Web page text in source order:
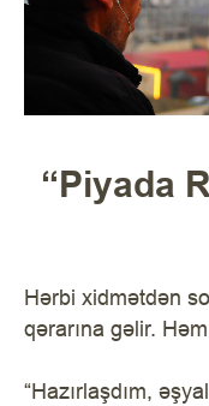
“Piyada
Hərbi xidmətdən
qərarına gəlir.
“Hazırlaşdım,